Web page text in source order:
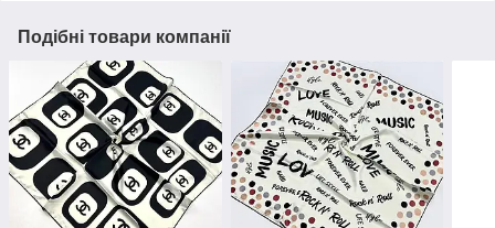
Подібні товари компанії